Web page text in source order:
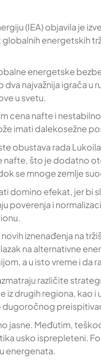
(IEA) objavila je
energetskih
energetske
najvažnija igrača
u svetu.
cena nafte i
imati dalekosežne
obustava rada
što je dodatno
se mnoge zemlje
domino efekat, jer
poverenja i
iznenađenja na
na alternativne
a u isto vreme i da
različite
drugih regiona, kao
Međutim,
usko isprepleteni.
energenata.